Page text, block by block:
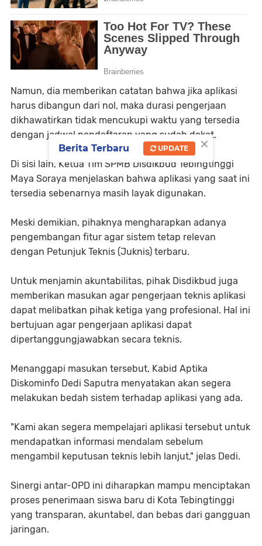
Namun, dia memberikan catatan bahwa jika aplikasi
harus dibangun dari nol, maka durasi pengerjaan
dikhawatirkan tidak mencukupi waktu yang tersedia
dengan jadwal pendaftaran yang sudah dekat.
Di sisi lain, Ketua Tim SPMB Disdikbud Tebingtinggi
Maya Soraya menjelaskan bahwa aplikasi yang saat ini
tersedia sebenarnya masih layak digunakan.
Meski demikian, pihaknya mengharapkan adanya
pengembangan fitur agar sistem tetap relevan
dengan Petunjuk Teknis (Juknis) terbaru.
Untuk menjamin akuntabilitas, pihak Disdikbud juga
memberikan masukan agar pengerjaan teknis aplikasi
dapat melibatkan pihak ketiga yang profesional. Hal ini
bertujuan agar pengerjaan aplikasi dapat
dipertanggungjawabkan secara teknis.
Menanggapi masukan tersebut, Kabid Aptika
Diskominfo Dedi Saputra menyatakan akan segera
melakukan bedah sistem terhadap aplikasi yang ada.
"Kami akan segera mempelajari aplikasi tersebut untuk
mendapatkan informasi mendalam sebelum
mengambil keputusan teknis lebih lanjut," jelas Dedi.
Sinergi antar-OPD ini diharapkan mampu menciptakan
proses penerimaan siswa baru di Kota Tebingtinggi
yang transparan, akuntabel, dan bebas dari gangguan
jaringan.
×
Berita Terbaru UPDATE